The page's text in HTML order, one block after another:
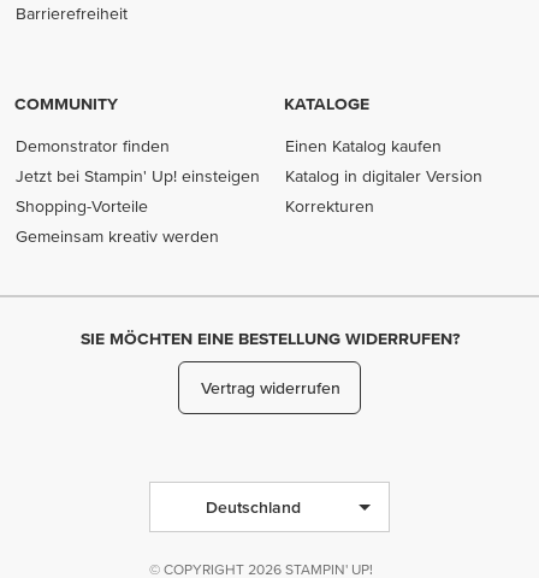
Barrierefreiheit
COMMUNITY
Demonstrator finden
Jetzt bei Stampin' Up! einsteigen
Shopping-Vorteile
Gemeinsam kreativ werden
KATALOGE
Einen Katalog kaufen
Katalog in digitaler Version
Korrekturen
SIE MÖCHTEN EINE BESTELLUNG WIDERRUFEN?
Vertrag widerrufen
Deutschland
© COPYRIGHT 2026 STAMPIN' UP!